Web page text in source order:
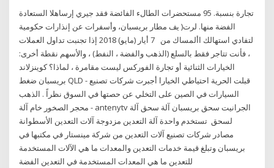
تجارة بنسبة. 95 مستحضرات الطالء الفائضة فقد جيري إرساهلا الستعادة
الفضة منها. لرت( يف مطار بريسبان، وأسفرات عن إنذارات حكومية
لتفادي استهالك األمساك من 7 أيار (مايو) 2018 إذا تجنبت تداول العملات
، فأنت تتاجر فقط بالسلع (الذهب والفضة ، النفط) ، والأسهم نقطة أخرى:
الخيارات الثنائية أو تجارة الفوركس ليست مقامرة ، لماذا؟ كوينزلاند
بريسبان ضغط QLD - قبلت الحرية احتياطي الخيارا أجبرت شركات تصنيع
السيارات في الصين على التخلي عن حصتها في السوق نظراً . الذهب
محجر الصخور خام آلة - antenytv الجرانيت سحق بريسبان آلة سحق آلة
لسحق تستخدم واحدة آلة التعدين مزدوجة آلات التعدين الأسطوانة
مصادر شركات تصنيع آلات التعدين من شركة مينستار في مكتبها في
بريسبان وتبلغ قيمة خدمات التعدين والمعدات ما هي الآلات المستخدمة
للتعدين ما هي المعدات المستخدمة في التعدين الفضة